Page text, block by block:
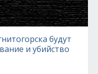
будут
и убийство